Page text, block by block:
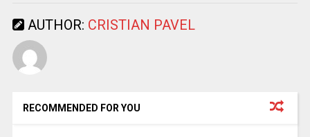
AUTHOR: CRISTIAN PAVEL
RECOMMENDED FOR YOU